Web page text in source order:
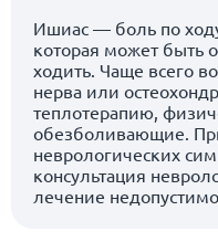
Ишиас — боль по
которая может быть
ходить. Чаще всего
нерва или
теплотерапию,
обезболивающие.
неврологических
консультация
лечение